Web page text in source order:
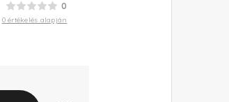
0
0 értékelés alapján